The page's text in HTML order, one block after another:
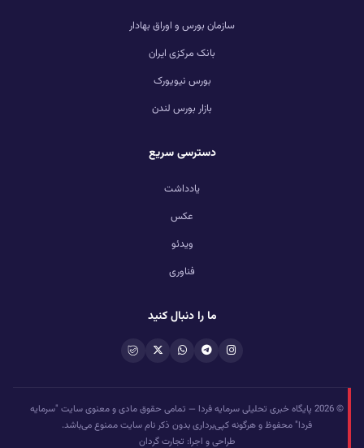
سازمان بورس و اوراق بهادار
بانک مرکزی ایران
بورس نیویورک
بازار بورس لندن
دسترسی سریع
یادداشت
عکس
ویدئو
فناوری
ما را دنبال کنید
© 2026 پایگاه خبری تحلیلی سرمایه فردا — تمامی حقوق مادی و معنوی سایت "سرمایه
فردا" محفوظ و هرگونه کپی‌برداری بدون ذکر نام سایت ممنوع می‌باشد.
طراحی و اجرا: تجارت گردان